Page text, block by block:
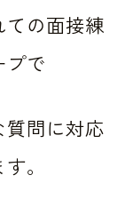
ての面接練
で
問に対応
。